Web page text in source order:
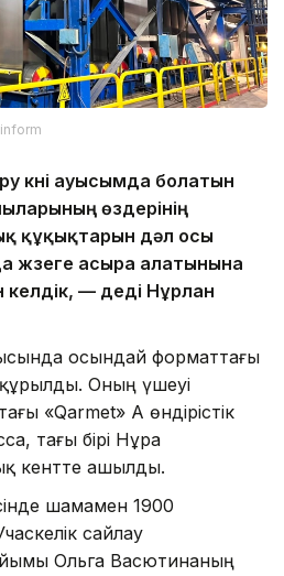
күні ауысымда болатын
өздерінің
құқықтарын дәл осы
жүзеге асыра алатынына
келдік, — деді Нұрлан
осындай форматтағы
құрылды. Оның үшеуі
«Qarmet» АҚ өндірістік
тағы бірі Нұра
кентте ашылды.
шамамен 1900
сайлау
Ольга Васютинаның